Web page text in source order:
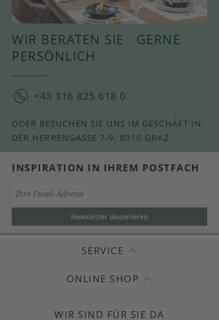
WIR BERATEN SIE GERNE
PERSÖNLICH
+43 316 825 618 0
ODER BESUCHEN SIE UNS IM GESCHÄFT IN
DER HERRENGASSE 7-9, 8010 GRAZ
INSPIRATION IN IHREM POSTFACH
Newsletter abonnieren
SERVICE
ONLINE SHOP
WIR SIND FÜR SIE DA